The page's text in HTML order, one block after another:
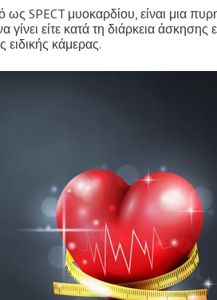
SPECT μυοκαρδίου, είναι μια
είτε κατά τη διάρκεια
κάμερας.